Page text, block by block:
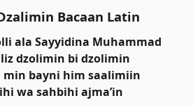
Bacaan Latin
ala Sayyidina Muhammad
dzolimin bi dzolimin
min bayni him saalimiin
wa sahbihi ajma’in